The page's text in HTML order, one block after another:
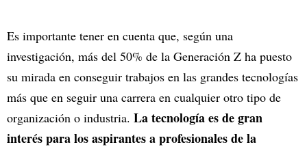
Es importante tener en cuenta que, según una
investigación, más del 50% de la Generación Z ha puesto
su mirada en conseguir trabajos en las grandes tecnologías
más que en seguir una carrera en cualquier otro tipo de
organización o industria. La tecnología es de gran
interés para los aspirantes a profesionales de la